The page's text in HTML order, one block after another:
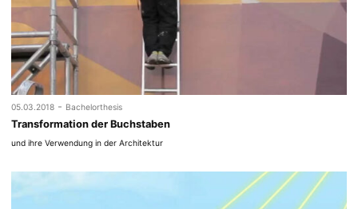
05.03.2018 - Bachelorthesis
Transformation der Buchstaben
und ihre Verwendung in der Architektur